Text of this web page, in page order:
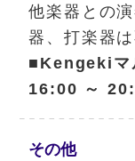
他楽器との
器、打楽器
■Kengekiマ
16:00 ～
その他